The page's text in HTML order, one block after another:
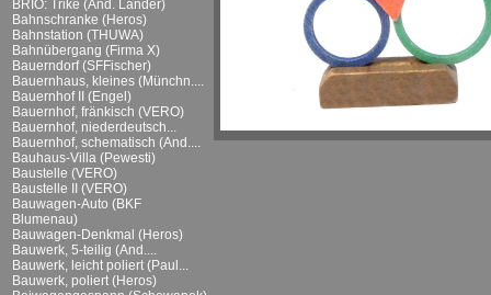
BRIO: Trike (And. Länder)
Bahnschranke (Heros)
Bahnstation (THUWA)
Bahnübergang (Firma X)
Bauerndorf (SFFischer)
Bauernhaus, kleines (Münchn....
Bauernhof II (Engel)
Bauernhof, fränkisch (VERO)
Bauernhof, niederdeutsch...
Bauernhof, schematisch (And....
Bauhaus-Villa (Pewesti)
Baustelle (VERO)
Baustelle II (VERO)
Bauwagen-Auto (BKF
Blumenau)
Bauwagen-Denkmal (Heros)
Bauwerk, 5-teilig (And....
Bauwerk, leicht poliert (Paul...
Bauwerk, poliert (Heros)